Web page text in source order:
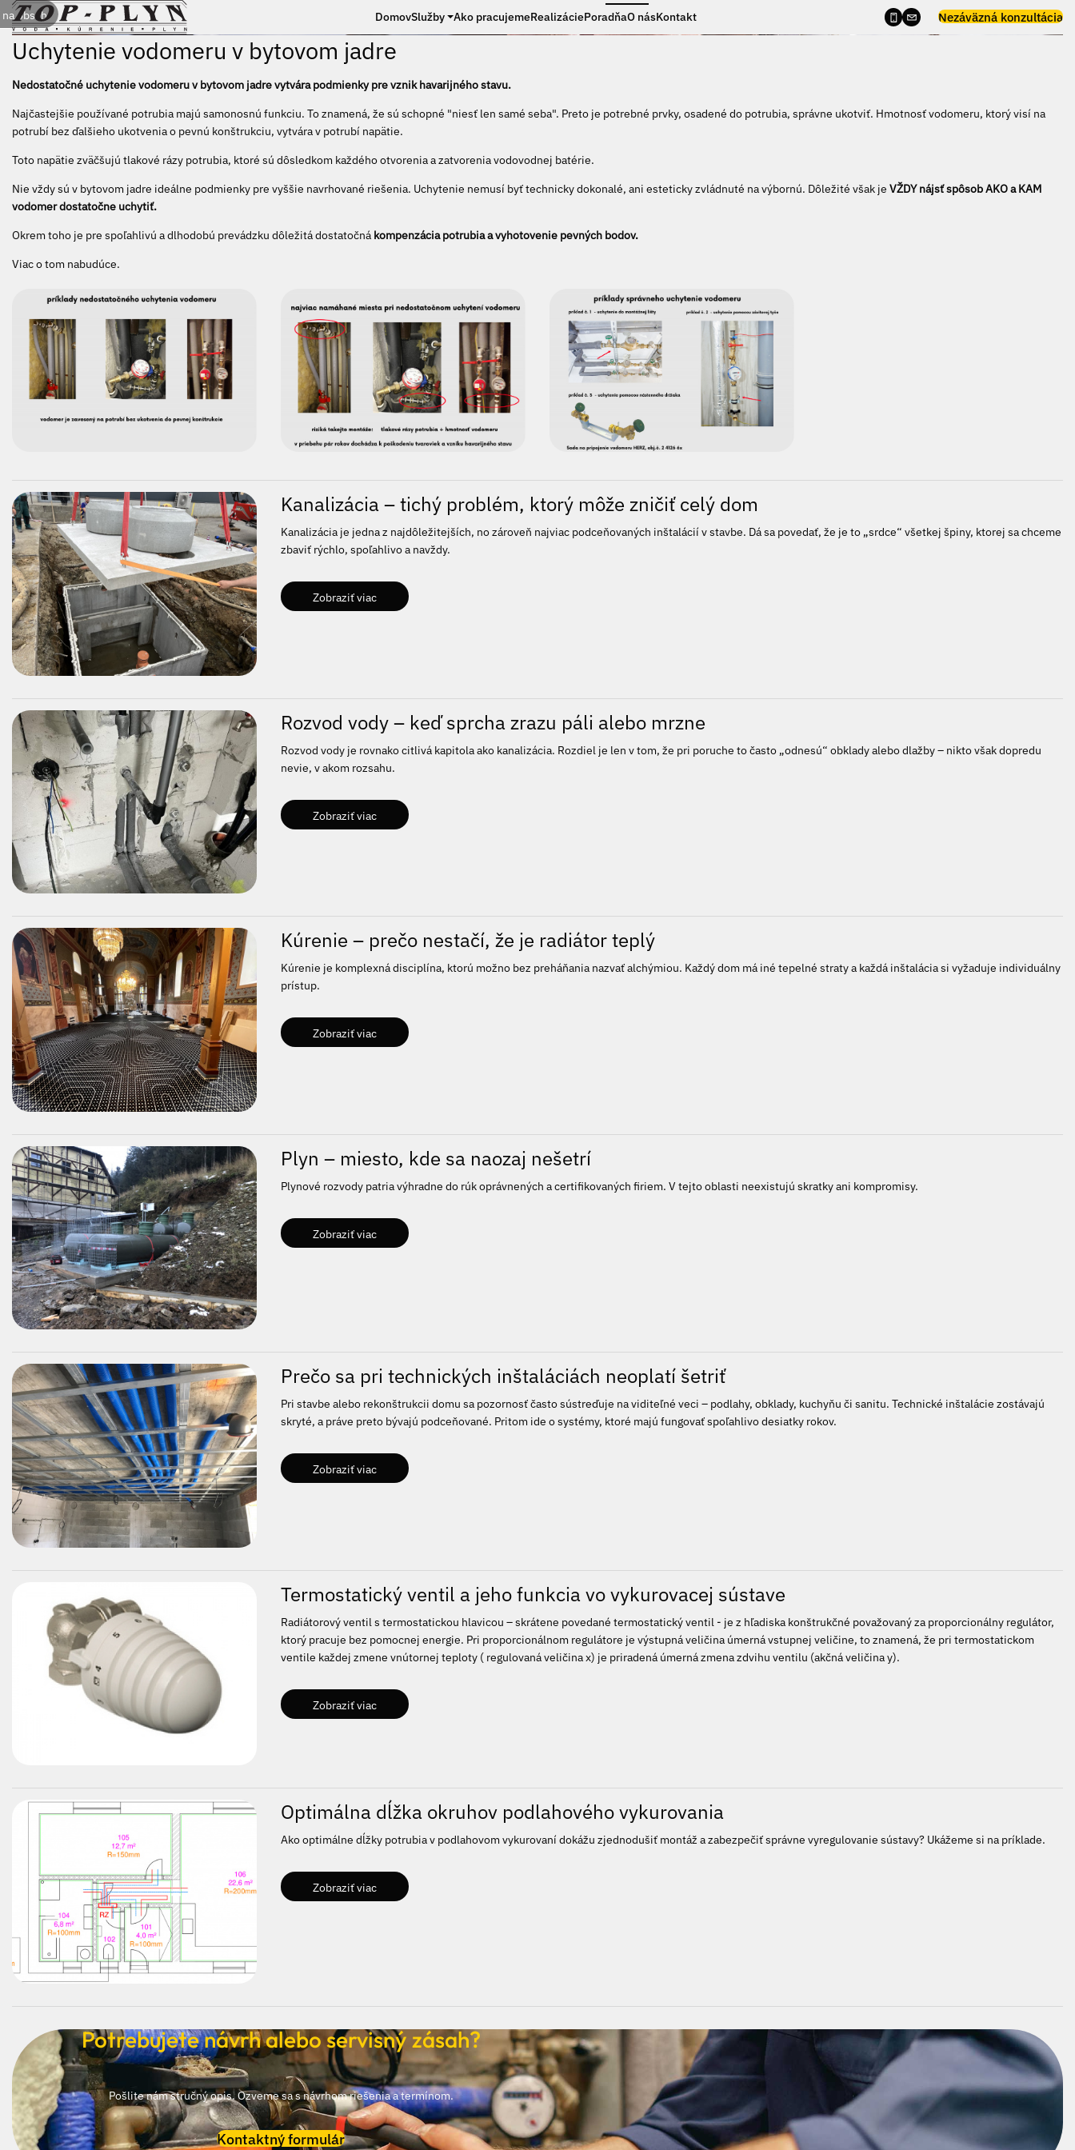
obsah DomovSlužby Ako pracujemeRealizáciePoradňaO násKontakt Nezáväzná konzultácia
Uchytenie vodomeru v bytovom jadre
Nedostatočné uchytenie vodomeru v bytovom jadre vytvára podmienky pre vznik havarijného stavu.
Najčastejšie používané potrubia majú samonosnú funkciu. To znamená, že sú schopné "niesť len samé seba". Preto je potrebné prvky, osadené do potrubia, správne ukotviť. Hmotnosť vodomeru, ktorý visí na
potrubí bez ďalšieho ukotvenia o pevnú konštrukciu, vytvára v potrubí napätie.
Toto napätie zväčšujú tlakové rázy potrubia, ktoré sú dôsledkom každého otvorenia a zatvorenia vodovodnej batérie.
Nie vždy sú v bytovom jadre ideálne podmienky pre vyššie navrhované riešenia. Uchytenie nemusí byť technicky dokonalé, ani esteticky zvládnuté na výbornú. Dôležité však je VŽDY nájsť spôsob AKO a KAM
vodomer dostatočne uchytiť.
Okrem toho je pre spoľahlivú a dlhodobú prevádzku dôležitá dostatočná kompenzácia potrubia a vyhotovenie pevných bodov.
Viac o tom nabudúce.
Kanalizácia – tichý problém, ktorý môže zničiť celý dom
Kanalizácia je jedna z najdôležitejších, no zároveň najviac podceňovaných inštalácií v stavbe. Dá sa povedať, že je to „srdce“ všetkej špiny, ktorej sa chceme
zbaviť rýchlo, spoľahlivo a navždy.
Zobraziť viac
Rozvod vody – keď sprcha zrazu páli alebo mrzne
Rozvod vody je rovnako citlivá kapitola ako kanalizácia. Rozdiel je len v tom, že pri poruche to často „odnesú“ obklady alebo dlažby – nikto však dopredu
nevie, v akom rozsahu.
Zobraziť viac
Kúrenie – prečo nestačí, že je radiátor teplý
Kúrenie je komplexná disciplína, ktorú možno bez preháňania nazvať alchýmiou. Každý dom má iné tepelné straty a každá inštalácia si vyžaduje individuálny
prístup.
Zobraziť viac
Plyn – miesto, kde sa naozaj nešetrí
Plynové rozvody patria výhradne do rúk oprávnených a certifikovaných firiem. V tejto oblasti neexistujú skratky ani kompromisy.
Zobraziť viac
Prečo sa pri technických inštaláciách neoplatí šetriť
Pri stavbe alebo rekonštrukcii domu sa pozornosť často sústreďuje na viditeľné veci – podlahy, obklady, kuchyňu či sanitu. Technické inštalácie zostávajú
skryté, a práve preto bývajú podceňované. Pritom ide o systémy, ktoré majú fungovať spoľahlivo desiatky rokov.
Zobraziť viac
Termostatický ventil a jeho funkcia vo vykurovacej sústave
Radiátorový ventil s termostatickou hlavicou – skrátene povedané termostatický ventil - je z hľadiska konštrukčné považovaný za proporcionálny regulátor,
ktorý pracuje bez pomocnej energie. Pri proporcionálnom regulátore je výstupná veličina úmerná vstupnej veličine, to znamená, že pri termostatickom
ventile každej zmene vnútornej teploty ( regulovaná veličina x) je priradená úmerná zmena zdvihu ventilu (akčná veličina y).
Zobraziť viac
Optimálna dĺžka okruhov podlahového vykurovania
Ako optimálne dĺžky potrubia v podlahovom vykurovaní dokážu zjednodušiť montáž a zabezpečiť správne vyregulovanie sústavy? Ukážeme si na príklade.
Zobraziť viac
Potrebujete návrh alebo servisný zásah?
Pošlite nám stručný opis. Ozveme sa s návrhom riešenia a termínom.
Kontaktný formulár